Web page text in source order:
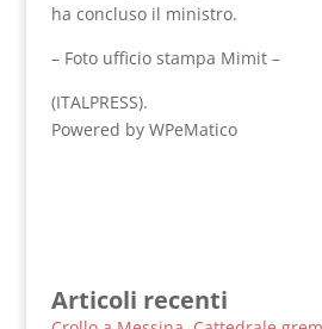
ha concluso il ministro.
– Foto ufficio stampa Mimit –
(ITALPRESS).
Powered by WPeMatico
Articoli recenti